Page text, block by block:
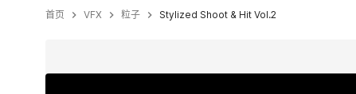
首页 VFX 粒子 Stylized Shoot & Hit Vol.2